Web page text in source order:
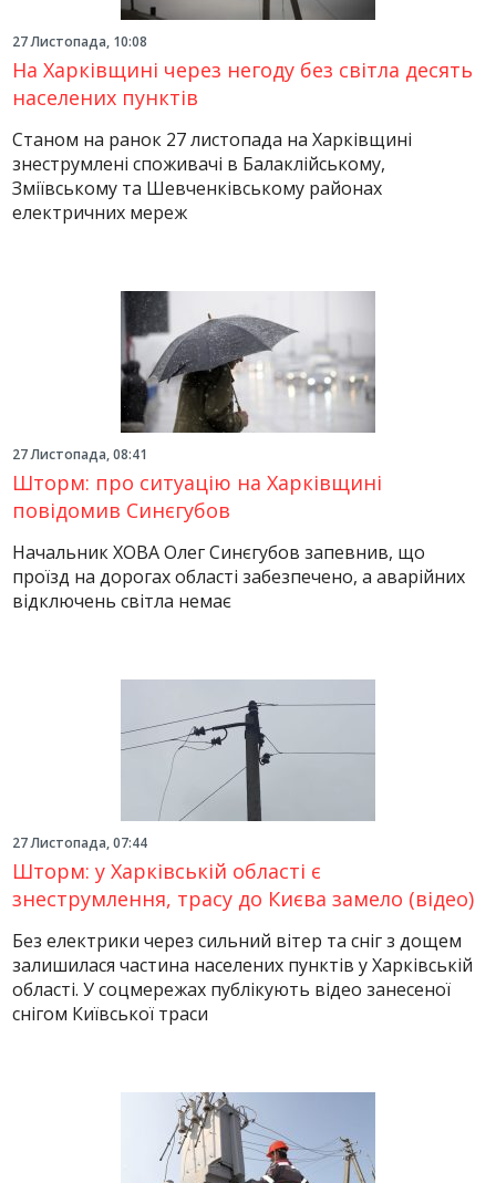
27 Листопада, 10:08
На Харківщині через негоду без світла десять
населених пунктів
Станом на ранок 27 листопада на Харківщині
знеструмлені споживачі в Балаклійському,
Зміївському та Шевченківському районах
електричних мереж
27 Листопада, 08:41
Шторм: про ситуацію на Харківщині
повідомив Синєгубов
Начальник ХОВА Олег Синєгубов запевнив, що
проїзд на дорогах області забезпечено, а аварійних
відключень світла немає
27 Листопада, 07:44
Шторм: у Харківській області є
знеструмлення, трасу до Києва замело (відео)
Без електрики через сильний вітер та сніг з дощем
залишилася частина населених пунктів у Харківській
області. У соцмережах публікують відео занесеної
снігом Київської траси